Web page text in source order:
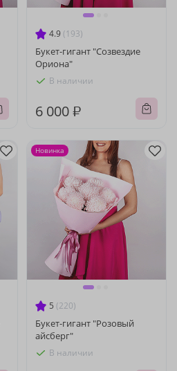
4.9 (193)
Букет-гигант "Созвездие
Ориона"
В наличии
6 000 ₽
5 (220)
Букет-гигант "Розовый
айсберг"
В наличии
Новинка